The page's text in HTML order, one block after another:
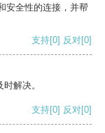
安全性的连接，并帮
支持[0] 反对[0]
解决。
支持[0] 反对[0]